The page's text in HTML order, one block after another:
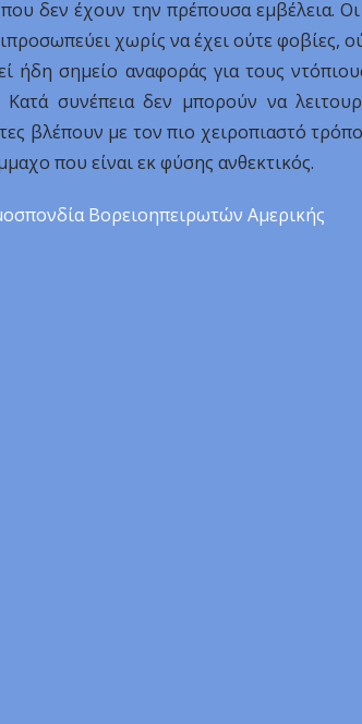
δεν έχουν την πρέπουσα εμβέλεια.
χωρίς να έχει ούτε φοβίες,
ήδη σημείο αναφοράς για τους
συνέπεια δεν μπορούν να
βλέπουν με τον πιο χειροπιαστό
που είναι εκ φύσης ανθεκτικός.
Βορειοηπειρωτών Αμερικής